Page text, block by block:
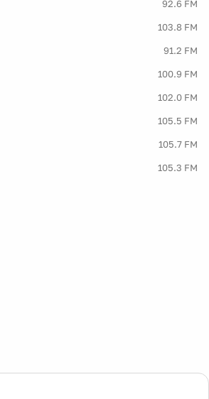
92.6 FM
103.8 FM
91.2 FM
100.9 FM
102.0 FM
105.5 FM
105.7 FM
105.3 FM